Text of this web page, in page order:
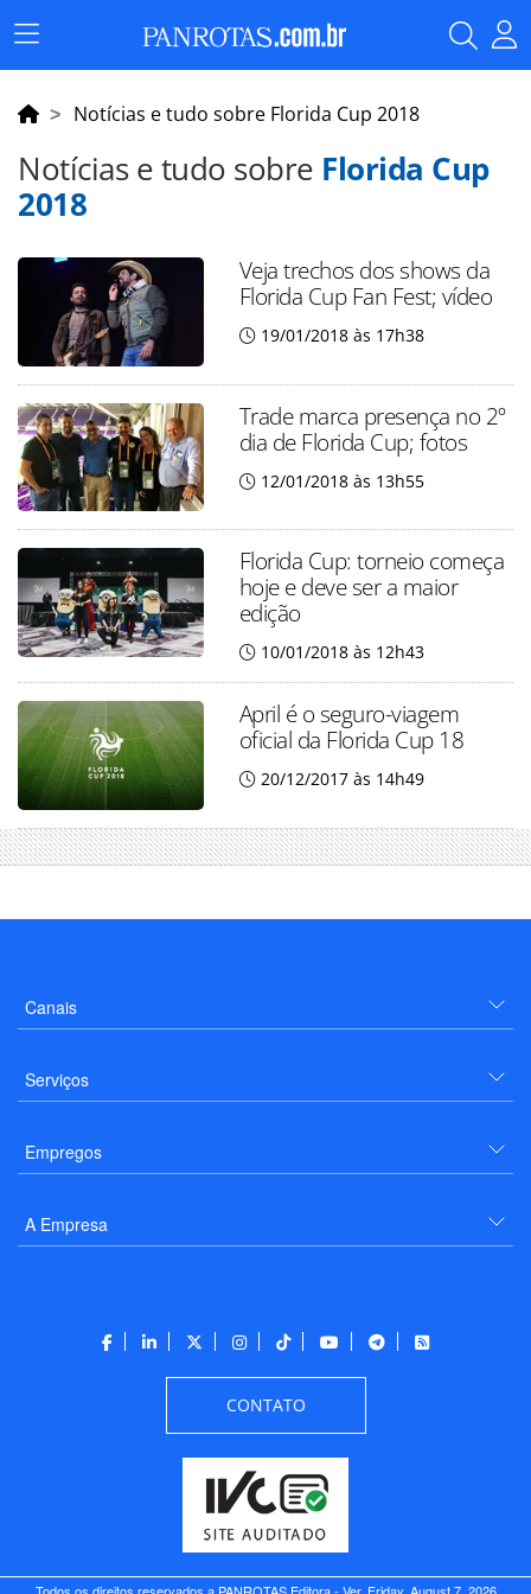
Menu
Principal
Notícias e tudo sobre Florida Cup 2018
Notícias e tudo sobre Florida Cup
2018
Veja trechos dos shows da
Florida Cup Fan Fest; vídeo
19/01/2018 às 17h38
Trade marca presença no 2º
dia de Florida Cup; fotos
12/01/2018 às 13h55
Florida Cup: torneio começa
hoje e deve ser a maior
edição
10/01/2018 às 12h43
April é o seguro-viagem
oficial da Florida Cup 18
20/12/2017 às 14h49
Canais
Serviços
Empregos
A Empresa
CONTATO